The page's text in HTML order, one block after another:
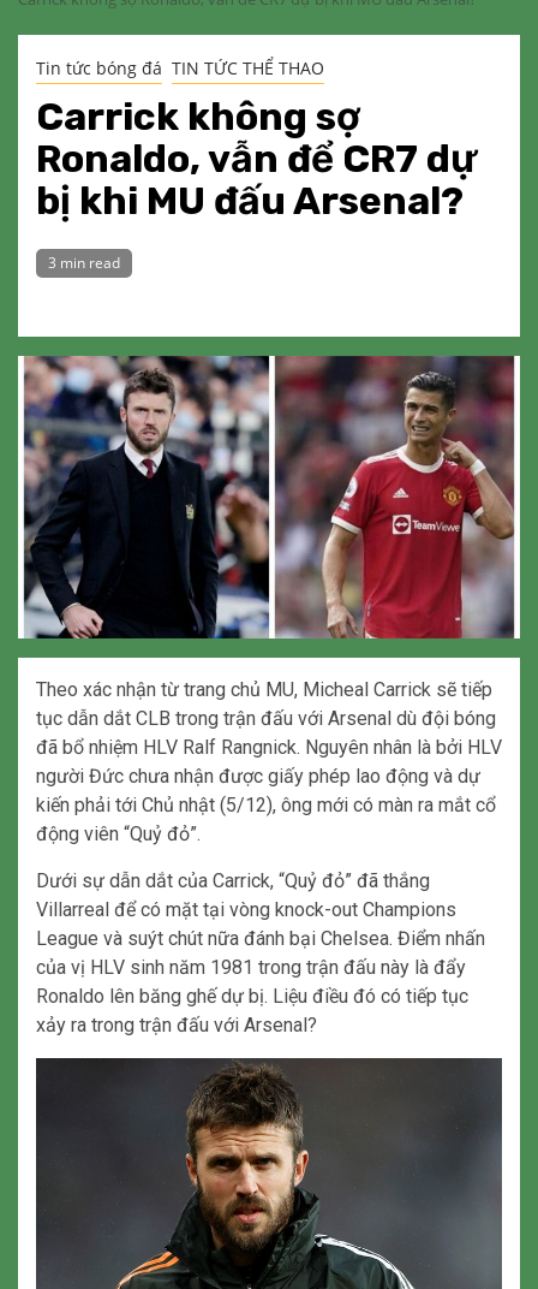
Tin tức bóng đá TIN TỨC THỂ THAO
Carrick không sợ
Ronaldo, vẫn để CR7 dự
bị khi MU đấu Arsenal?
3 min read
Theo xác nhận từ trang chủ MU, Micheal Carrick sẽ tiếp
tục dẫn dắt CLB trong trận đấu với Arsenal dù đội bóng
đã bổ nhiệm HLV Ralf Rangnick. Nguyên nhân là bởi HLV
người Đức chưa nhận được giấy phép lao động và dự
kiến phải tới Chủ nhật (5/12), ông mới có màn ra mắt cổ
động viên “Quỷ đỏ”.
Dưới sự dẫn dắt của Carrick, “Quỷ đỏ” đã thắng
Villarreal để có mặt tại vòng knock-out Champions
League và suýt chút nữa đánh bại Chelsea. Điểm nhấn
của vị HLV sinh năm 1981 trong trận đấu này là đẩy
Ronaldo lên băng ghế dự bị. Liệu điều đó có tiếp tục
xảy ra trong trận đấu với Arsenal?